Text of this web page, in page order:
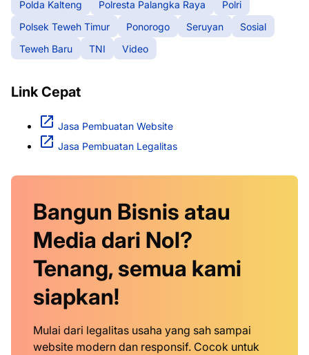
Polda Kalteng
Polresta Palangka Raya
Polri
Polsek Teweh Timur
Ponorogo Seruyan
Sosial
Teweh Baru
TNI Video
Link Cepat
Jasa Pembuatan Website
Jasa Pembuatan Legalitas
Bangun Bisnis atau
Media dari Nol?
Tenang, semua kami
siapkan!
Mulai dari legalitas usaha yang sah sampai
website modern dan responsif. Cocok untuk